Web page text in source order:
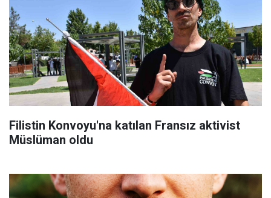
Filistin Konvoyu'na katılan Fransız aktivist
Müslüman oldu